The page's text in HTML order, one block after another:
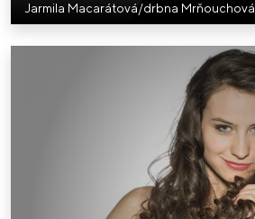
Jarmila Macarátová/drbna Mrňouchová